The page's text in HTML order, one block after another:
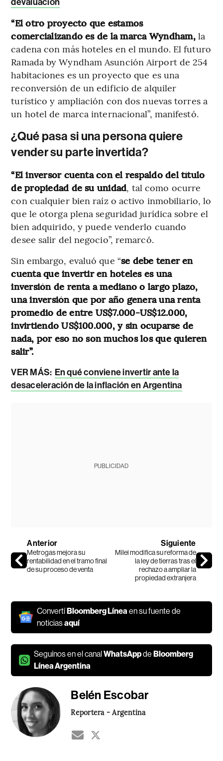
“El otro proyecto que estamos
comercializando es de la marca Wyndham, la
cadena con más hoteles en el mundo. El futuro
Ramada by Wyndham Asunción Airport de 254
habitaciones es un proyecto que es una
reconversión de un edificio de alquiler
turístico y ampliación con dos nuevas torres a
un hotel de marca internacional”, manifestó.
¿Qué pasa si una persona quiere
vender su parte invertida?
“El inversor cuenta con el respaldo del título
de propiedad de su unidad, tal como ocurre
con cualquier bien raíz o activo inmobiliario, lo
que le otorga plena seguridad jurídica sobre el
bien adquirido, y puede venderlo cuando
desee salir del negocio”, remarcó.
Sin embargo, evaluó que “se debe tener en
cuenta que invertir en hoteles es una
inversión de renta a mediano o largo plazo,
una inversión que por año genera una renta
promedio de entre US$7.000-US$12.000,
invirtiendo US$100.000, y sin ocuparse de
nada, por eso no son muchos los que quieren
salir”.
VER MÁS: En qué conviene invertir ante la
desaceleración de la inflación en Argentina
PUBLICIDAD
Anterior
Metrogas mejora su
rentabilidad en el tramo final
de su proceso de venta
Siguiente
Milei modifica su reforma de
la ley de tierras tras el
rechazo a ampliar la
propiedad extranjera
ConvertíBloomberg Línea en su fuente de
noticiasaquí
Seguínos en el canalWhatsAppdeBloomberg
Línea Argentina
Belén Escobar
Reportera - Argentina